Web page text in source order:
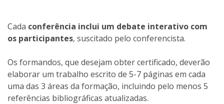
Cada conferência inclui um debate interativo com
os participantes, suscitado pelo conferencista.
Os formandos, que desejam obter certificado, deverão
elaborar um trabalho escrito de 5-7 páginas em cada
uma das 3 áreas da formação, incluindo pelo menos 5
referências bibliográficas atualizadas.